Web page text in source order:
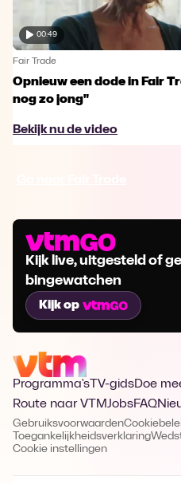
00:49
Fair Trade
Opnieuw een dode in Fair
nog zo jong"
Bekijk nu de video
Kijk live, uitgesteld of
bingewatchen
Kijk op
Programma's TV-gidsDoe
Route naar VTMJobsFAQ
Gebruiksvoorwaarden
Toegankelijkheidsverklaring
Cookie instellingen